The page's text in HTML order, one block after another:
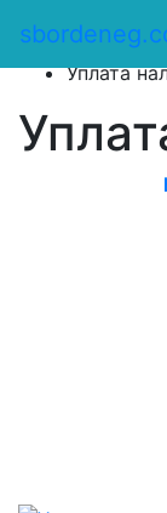
Оказать
Уплата